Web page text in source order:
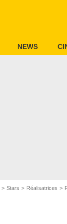
NEWS
Stars Réalisatrices